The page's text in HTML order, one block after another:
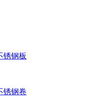
锈钢板
锈钢卷